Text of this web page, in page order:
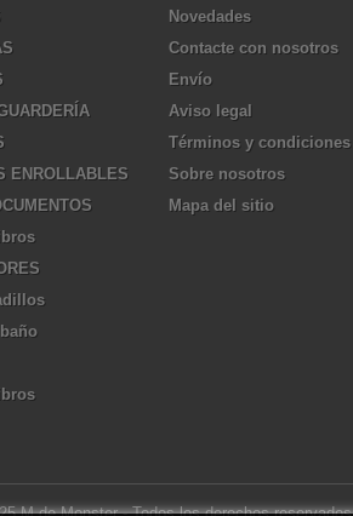
ENROLLABLES
Novedades
Contacte con nosotros
Envío
Aviso legal
Términos y condiciones
Sobre nosotros
Mapa del sitio